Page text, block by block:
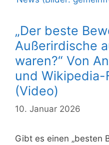
„Der beste
Außerirdische
waren?“ Von
und
(Video)
10. Januar 2026
Gibt es einen „besten